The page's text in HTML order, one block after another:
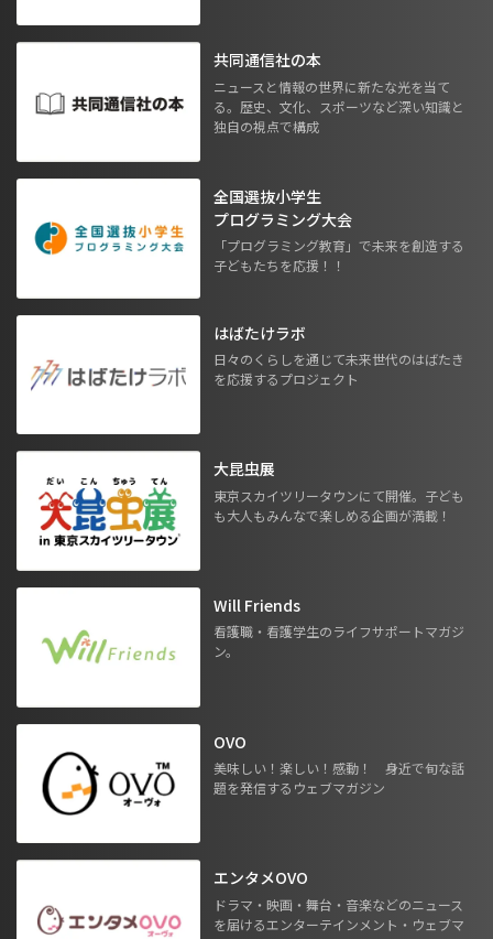
共同通信社の本
ニュースと情報の世界に新たな光を当て
る。歴史、文化、スポーツなど深い知識と
独自の視点で構成
全国選抜小学生
プログラミング大会
「プログラミング教育」で未来を創造する
子どもたちを応援！！
はばたけラボ
日々のくらしを通じて未来世代のはばたき
を応援するプロジェクト
大昆虫展
東京スカイツリータウンにて開催。子ども
も大人もみんなで楽しめる企画が満載！
Will Friends
看護職・看護学生のライフサポートマガジ
ン。
OVO
美味しい！楽しい！感動！ 身近で旬な話
題を発信するウェブマガジン
エンタメOVO
ドラマ・映画・舞台・音楽などのニュース
を届けるエンターテインメント・ウェブマ